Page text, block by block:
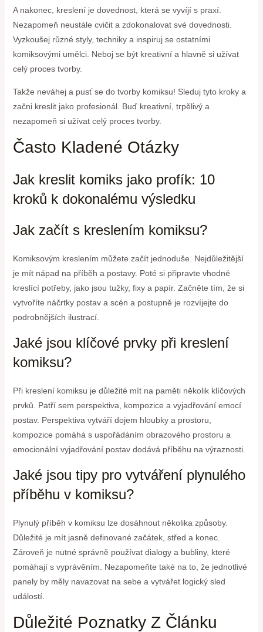
A nakonec, kreslení je dovednost, která se vyvíjí s praxí.
Nezapomeň neustále cvičit a zdokonalovat své dovednosti.
Vyzkoušej různé styly, techniky a inspiruj se ostatními
komiksovými umělci. Neboj se být kreativní a hlavně si užívat
celý proces tvorby.
Takže neváhej a pusť se do tvorby komiksu! Sleduj tyto kroky a
začni kreslit jako profesionál. Buď kreativní, trpělivý a
nezapomeň si užívat celý proces tvorby.
Často Kladené Otázky
Jak kreslit komiks jako profík: 10
kroků k dokonalému výsledku
Jak začít s kreslením komiksu?
Komiksovým kreslením můžete začít jednoduše. Nejdůležitější
je mít nápad na příběh a postavy. Poté si připravte vhodné
kreslící potřeby, jako jsou tužky, fixy a papír. Začněte tím, že si
vytvoříte náčrtky postav a scén a postupně je rozvíjejte do
podrobnějších ilustrací.
Jaké jsou klíčové prvky při kreslení
komiksu?
Při kreslení komiksu je důležité mít na paměti několik klíčových
prvků. Patří sem perspektiva, kompozice a vyjadřování emocí
postav. Perspektiva vytváří dojem hloubky a prostoru,
kompozice pomáhá s uspořádáním obrazového prostoru a
emocionální vyjadřování postav dodává příběhu na výraznosti.
Jaké jsou tipy pro vytváření plynulého
příběhu v komiksu?
Plynulý příběh v komiksu lze dosáhnout několika způsoby.
Důležité je mít jasně definované začátek, střed a konec.
Zároveň je nutné správně používat dialogy a bubliny, které
pomáhají s vyprávěním. Nezapomeňte také na to, že jednotlivé
panely by měly navazovat na sebe a vytvářet logický sled
událostí.
Důležité Poznatky Z Článku